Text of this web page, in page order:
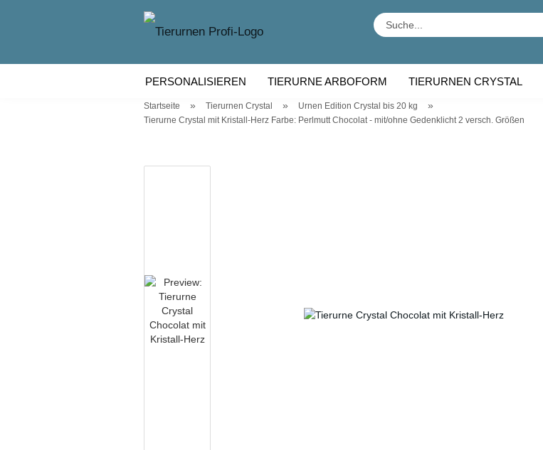
PERSONALISIEREN TIERURNE ARBOFORM TIERURNEN CRYSTAL
TIERURNEN KERAMIK TIERURNEN HOLZ TIERURNEN RASSE
Startseite » Tierurnen Crystal » Urnen Edition Crystal bis 20 kg »
Tierurne Crystal mit Kristall-Herz Farbe: Perlmutt Chocolat - mit/ohne Gedenklicht 2 versch. Größen